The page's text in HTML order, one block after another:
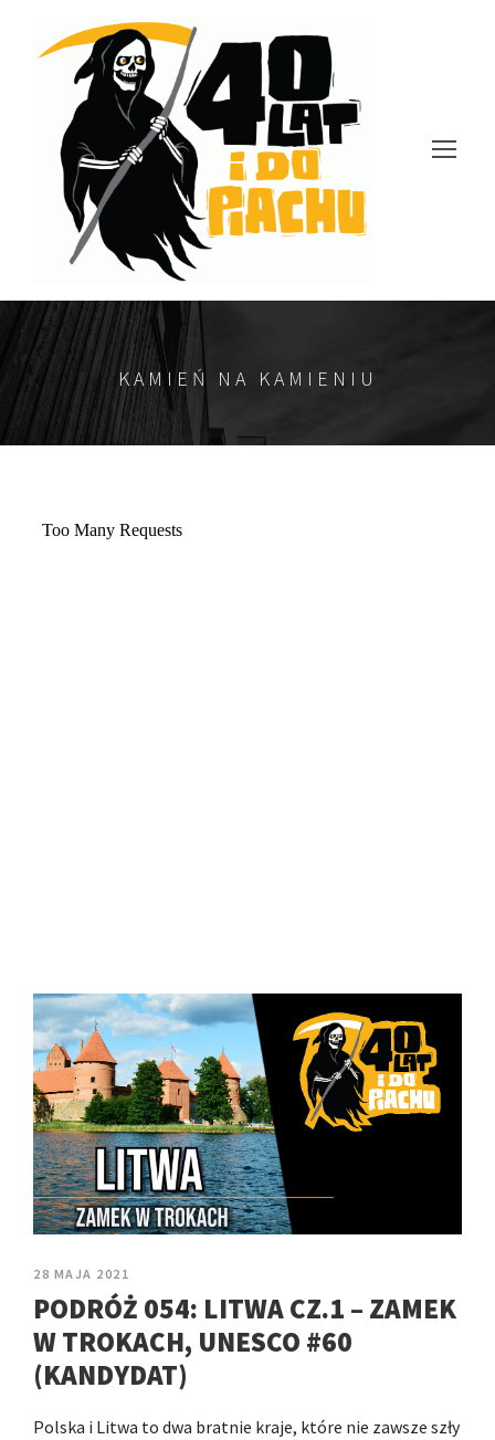
KAMIEŃ NA KAMIENIU
28 MAJA 2021
PODRÓŻ 054: LITWA CZ.1 – ZAMEK
W TROKACH, UNESCO #60
(KANDYDAT)
Polska i Litwa to dwa bratnie kraje, które nie zawsze szły